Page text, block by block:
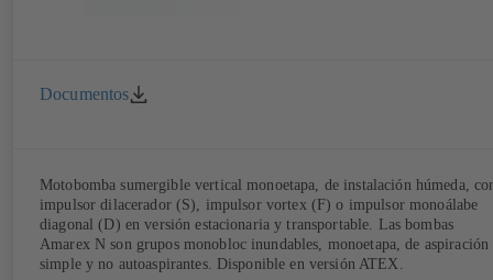
Documentos
Motobomba sumergible vertical monoetapa, de instalación húmeda,
impulsor dilacerador (S), impulsor vortex (F) o impulsor monoálabe
diagonal (D) en versión estacionaria y transportable. Las bombas
Amarex N son grupos monobloc inundables, monoetapa, de aspiración
simple y no autoaspirantes. Disponible en versión ATEX.